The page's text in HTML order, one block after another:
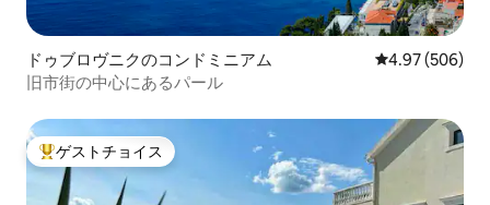
ドゥブロヴニクのコンドミニアム レビュー506
4.97 (506)
旧市街の中心にあるパール
大好評のゲストチョイスです。
ゲストチョイス